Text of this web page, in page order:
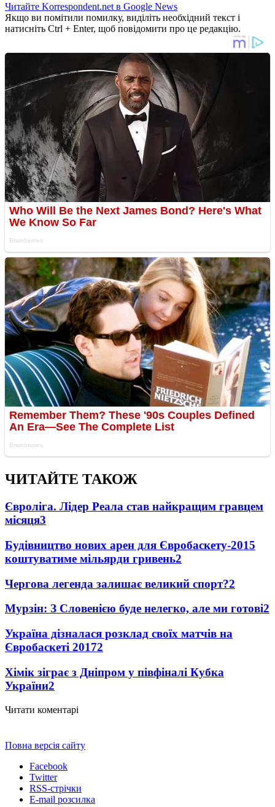
Читайте Korrespondent.net в Google News
Якщо ви помітили помилку, виділіть необхідний текст і
натисніть Ctrl + Enter, щоб повідомити про це редакцію.
ЧИТАЙТЕ ТАКОЖ
Євроліга. Лідер Реала став найкращим гравцем
місяця3
Будівництво нових арен для Євробаскету-2015
коштуватиме мільярди гривень2
Чергова легенда залишає великий спорт?2
Мурзін: З Словенією буде нелегко, але ми готові2
Україна дізналася розклад своїх матчів на
Євробаскеті 20172
Хімік зіграє з Дніпром у півфіналі Кубка
України2
Читати коментарі
Повна версія сайту
Facebook
Twitter
RSS-стрічки
E-mail розсилка